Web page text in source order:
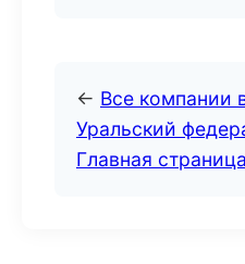
← Все компании
Уральский
Главная страница